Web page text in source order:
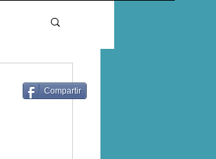
Compartir